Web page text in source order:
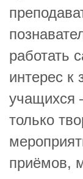
работать
интерес к
учащихся
только
приёмов,